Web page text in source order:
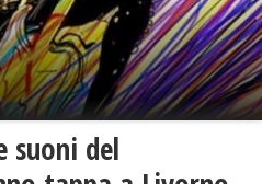
suoni del